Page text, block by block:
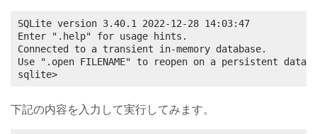
SQLite version 3.40.1 2022-12-28 14:03:47
Enter ".help" for usage hints.
Connected to a transient in-memory database.
Use ".open FILENAME" to reopen on a persistent
sqlite>
下記の内容を入力して実行してみます。